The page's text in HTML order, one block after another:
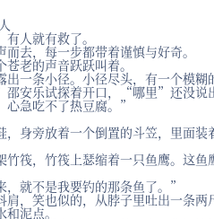
人就有救了。
去，每一步都带着谨慎与好奇。
老的声音跃跃叫着。
一条小径。小径尽头，有一个模糊
安乐试探着开口，“哪里”还没说出
心急吃不了热豆腐。”
身旁放着一个倒置的斗笠，里面装
竹筏，竹筏上瑟缩着一只鱼鹰。这
，就不是我要钓的那条鱼了。”
，笑也似的，从脖子里吐出一条两
和泥点。